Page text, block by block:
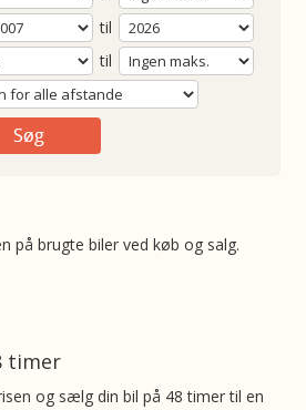
til
til
på brugte biler ved køb og salg.
timer
og sælg din bil på 48 timer til en